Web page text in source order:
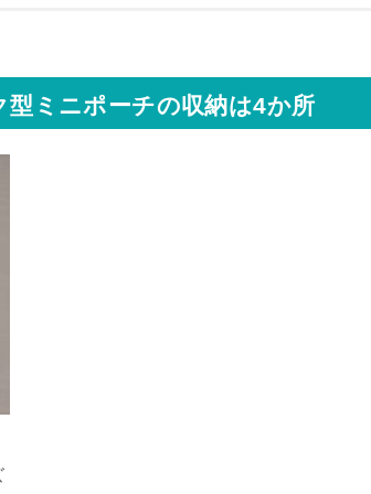
ミニポーチの収納は4か所